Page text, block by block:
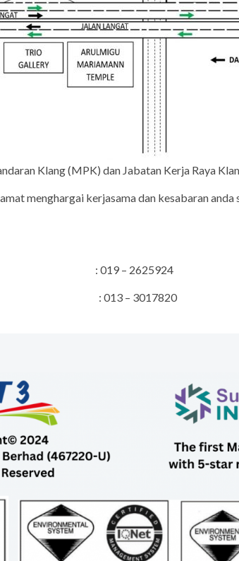
Klang (MPK) dan Jabatan Kerja Raya
menghargai kerjasama dan kesabaran
: 019 – 2625924
Awam : 013 – 3017820